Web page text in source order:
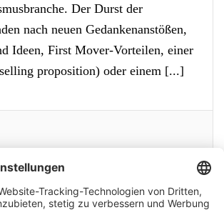
Der Durst der
nach neuen Gedankenanstößen,
Ideen, First Mover-Vorteilen, einer
proposition) oder einem [...]